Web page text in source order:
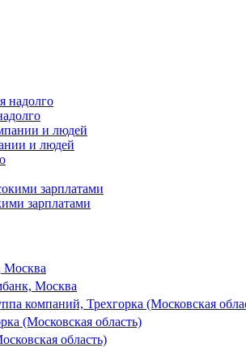
и людей
зарплатами
Москва
Москва
компаний, Трехгорка (Московская
(Московская область)
область)